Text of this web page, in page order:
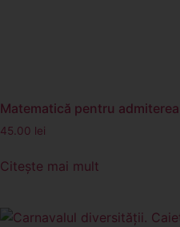
Matematică pentru
45.00 lei
Citește mai mult